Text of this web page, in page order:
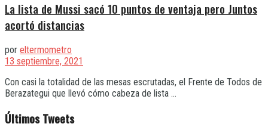
La lista de Mussi sacó 10 puntos de ventaja pero Juntos
acortó distancias
por eltermometro
13 septiembre, 2021
Con casi la totalidad de las mesas escrutadas, el Frente de Todos de
Berazategui que llevó cómo cabeza de lista ...
Últimos Tweets